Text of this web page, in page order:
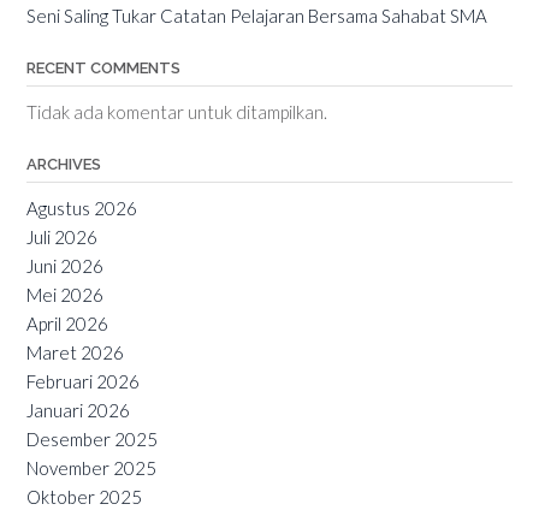
Seni Saling Tukar Catatan Pelajaran Bersama Sahabat SMA
RECENT COMMENTS
Tidak ada komentar untuk ditampilkan.
ARCHIVES
Agustus 2026
Juli 2026
Juni 2026
Mei 2026
April 2026
Maret 2026
Februari 2026
Januari 2026
Desember 2025
November 2025
Oktober 2025